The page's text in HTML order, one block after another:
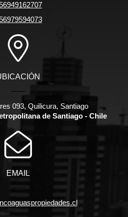
093, Quilicura, Santiago
de Santiago - Chile
EMAIL